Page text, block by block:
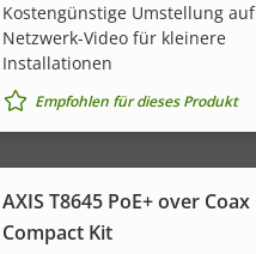
Kostengünstige Umstellung auf
Netzwerk-Video für kleinere
Installationen
Empfohlen für dieses Produkt
AXIS T8645 PoE+ over Coax
Compact Kit